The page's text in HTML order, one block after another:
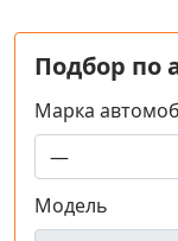
Подбор по
Марка
Модель